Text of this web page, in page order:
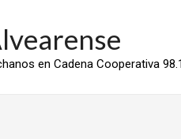
en Cadena Cooperativa